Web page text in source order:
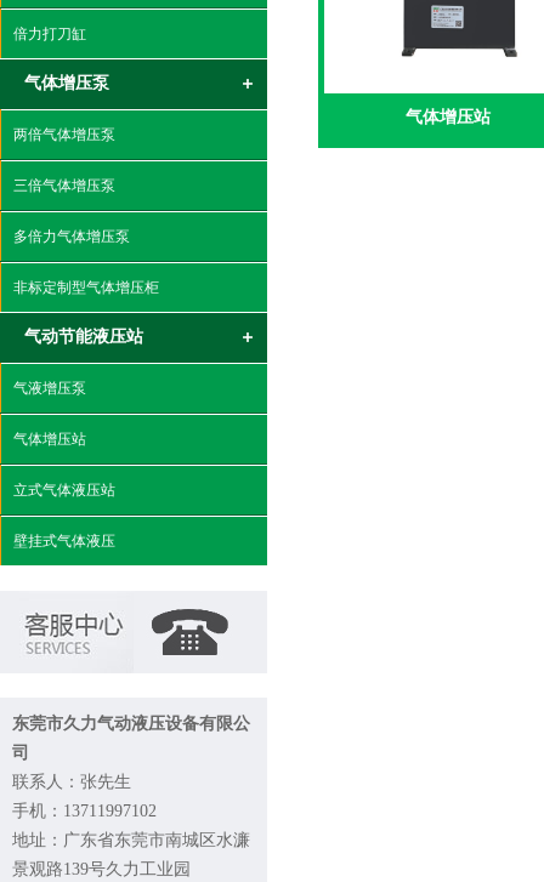
倍力打刀缸
气体增压泵
两倍气体增压泵
三倍气体增压泵
多倍力气体增压泵
非标定制型气体增压柜
气动节能液压站
气液增压泵
气体增压站
立式气体液压站
壁挂式气体液压
东莞市久力气动液压设备有限公
司
联系人：张先生
手机：13711997102
地址：广东省东莞市南城区水濂
景观路139号久力工业园
气体增压站